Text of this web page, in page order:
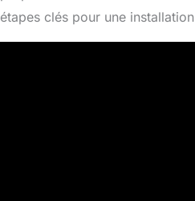
étapes clés pour une